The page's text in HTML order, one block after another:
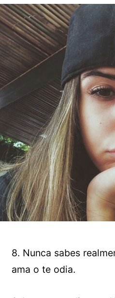
8. Nunca sabes
ama o te odia.